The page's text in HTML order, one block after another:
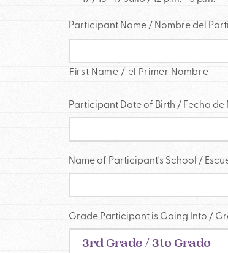
Participant Name / Nombre del
First Name / el Primer Nombre
Participant Date of Birth / Fecha de
Name of Participant's School /
Grade Participant is Going Into /